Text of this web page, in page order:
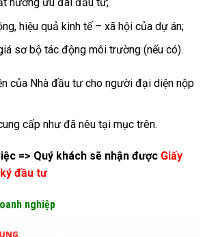
hiệu quả kinh tế – xã hội của dự án;
sơ bộ tác động môi trường (nếu có).
của Nhà đầu tư cho người đại diện nộp
cấp như đã nêu tại mục trên.
=> Quý khách sẽ nhận được Giấy
đầu tư
nghiệp